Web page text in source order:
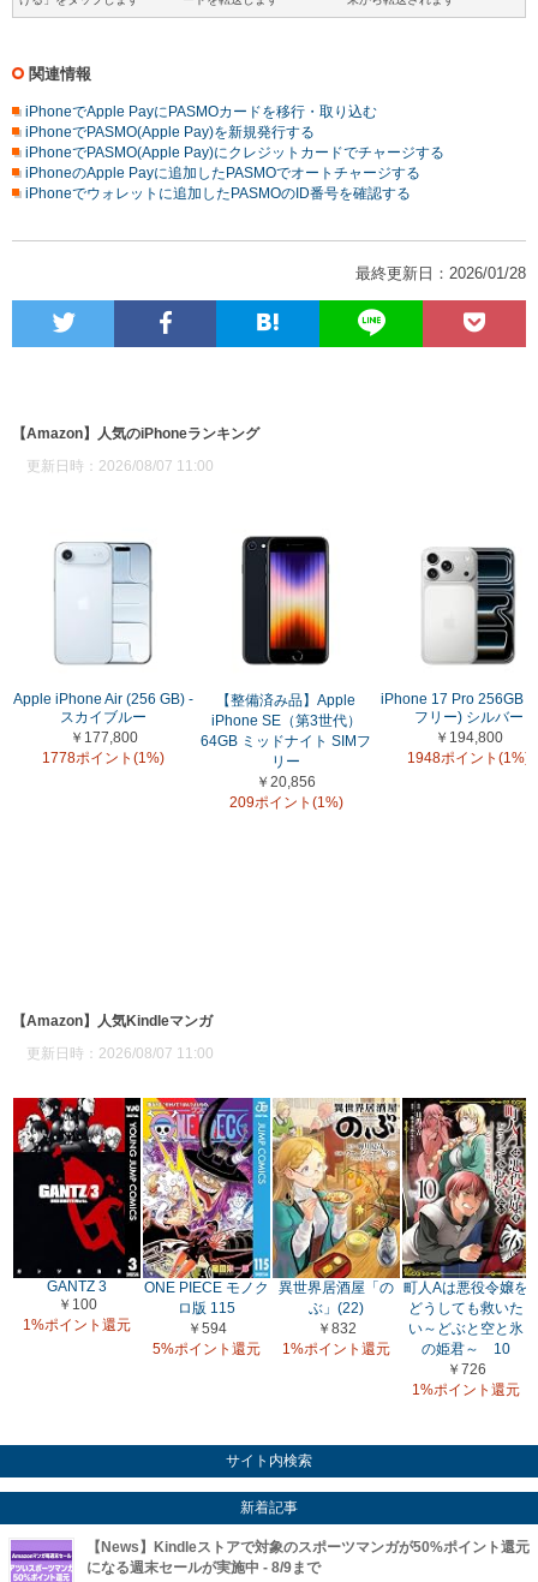
関連情報
iPhoneでApple PayにPASMOカードを移行・取り込む
iPhoneでPASMO(Apple Pay)を新規発行する
iPhoneでPASMO(Apple Pay)にクレジットカードでチャージする
iPhoneのApple Payに追加したPASMOでオートチャージする
iPhoneでウォレットに追加したPASMOのID番号を確認する
最終更新日：2026/01/28
【Amazon】人気のiPhoneランキング
更新日時：2026/08/07 11:00
Apple iPhone Air (256 GB) -
スカイブルー
￥177,800
1778ポイント(1%)
【整備済み品】Apple
iPhone SE（第3世代）
64GB ミッドナイト SIMフ
リー
￥20,856
209ポイント(1%)
iPhone 17 Pro 256GB
フリー) シルバー
￥194,800
1948ポイント(1%)
【Amazon】人気Kindleマンガ
更新日時：2026/08/07 11:00
GANTZ 3
￥100
1%ポイント還元
ONE PIECE モノク
ロ版 115
￥594
5%ポイント還元
異世界居酒屋「の
ぶ」(22)
￥832
1%ポイント還元
町人Aは悪役令嬢を
どうしても救いた
い～どぶと空と氷
の姫君～ 10
￥726
1%ポイント還元
サイト内検索
新着記事
【News】Kindleストアで対象のスポーツマンガが50%ポイント還元
になる週末セールが実施中 - 8/9まで